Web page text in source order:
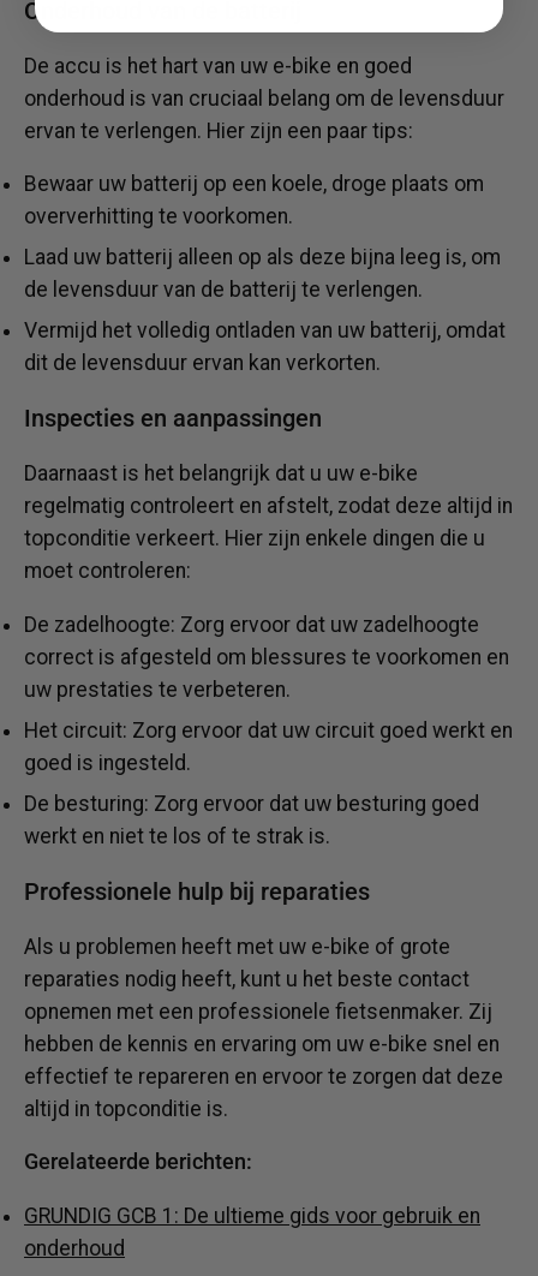
Onderhoud van de batterij
De accu is het hart van uw e-bike en goed
onderhoud is van cruciaal belang om de levensduur
ervan te verlengen. Hier zijn een paar tips:
Bewaar uw batterij op een koele, droge plaats om
oververhitting te voorkomen.
Laad uw batterij alleen op als deze bijna leeg is, om
de levensduur van de batterij te verlengen.
Vermijd het volledig ontladen van uw batterij, omdat
dit de levensduur ervan kan verkorten.
Inspecties en aanpassingen
Daarnaast is het belangrijk dat u uw e-bike
regelmatig controleert en afstelt, zodat deze altijd in
topconditie verkeert. Hier zijn enkele dingen die u
moet controleren:
De zadelhoogte: Zorg ervoor dat uw zadelhoogte
correct is afgesteld om blessures te voorkomen en
uw prestaties te verbeteren.
Het circuit: Zorg ervoor dat uw circuit goed werkt en
goed is ingesteld.
De besturing: Zorg ervoor dat uw besturing goed
werkt en niet te los of te strak is.
Professionele hulp bij reparaties
Als u problemen heeft met uw e-bike of grote
reparaties nodig heeft, kunt u het beste contact
opnemen met een professionele fietsenmaker. Zij
hebben de kennis en ervaring om uw e-bike snel en
effectief te repareren en ervoor te zorgen dat deze
altijd in topconditie is.
Gerelateerde berichten:
GRUNDIG GCB 1: De ultieme gids voor gebruik en
onderhoud